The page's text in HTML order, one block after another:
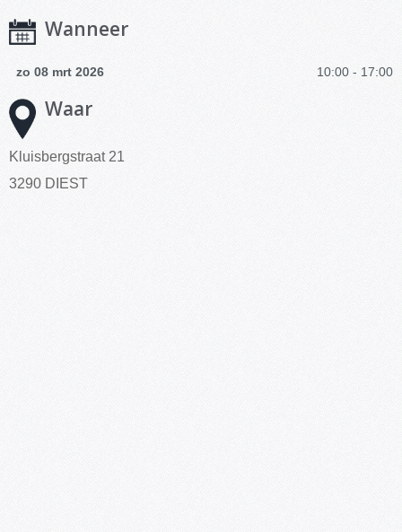
Wanneer
zo 08 mrt 2026 10:00 - 17:00
Waar
Kluisbergstraat 21
3290 DIEST